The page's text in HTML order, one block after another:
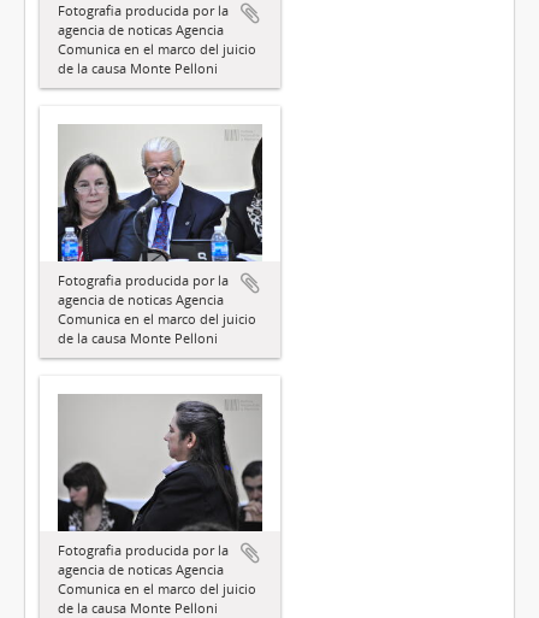
Fotografia producida por la
agencia de noticas Agencia
Comunica en el marco del juicio
de la causa Monte Pelloni
Fotografia producida por la
agencia de noticas Agencia
Comunica en el marco del juicio
de la causa Monte Pelloni
Fotografia producida por la
agencia de noticas Agencia
Comunica en el marco del juicio
de la causa Monte Pelloni